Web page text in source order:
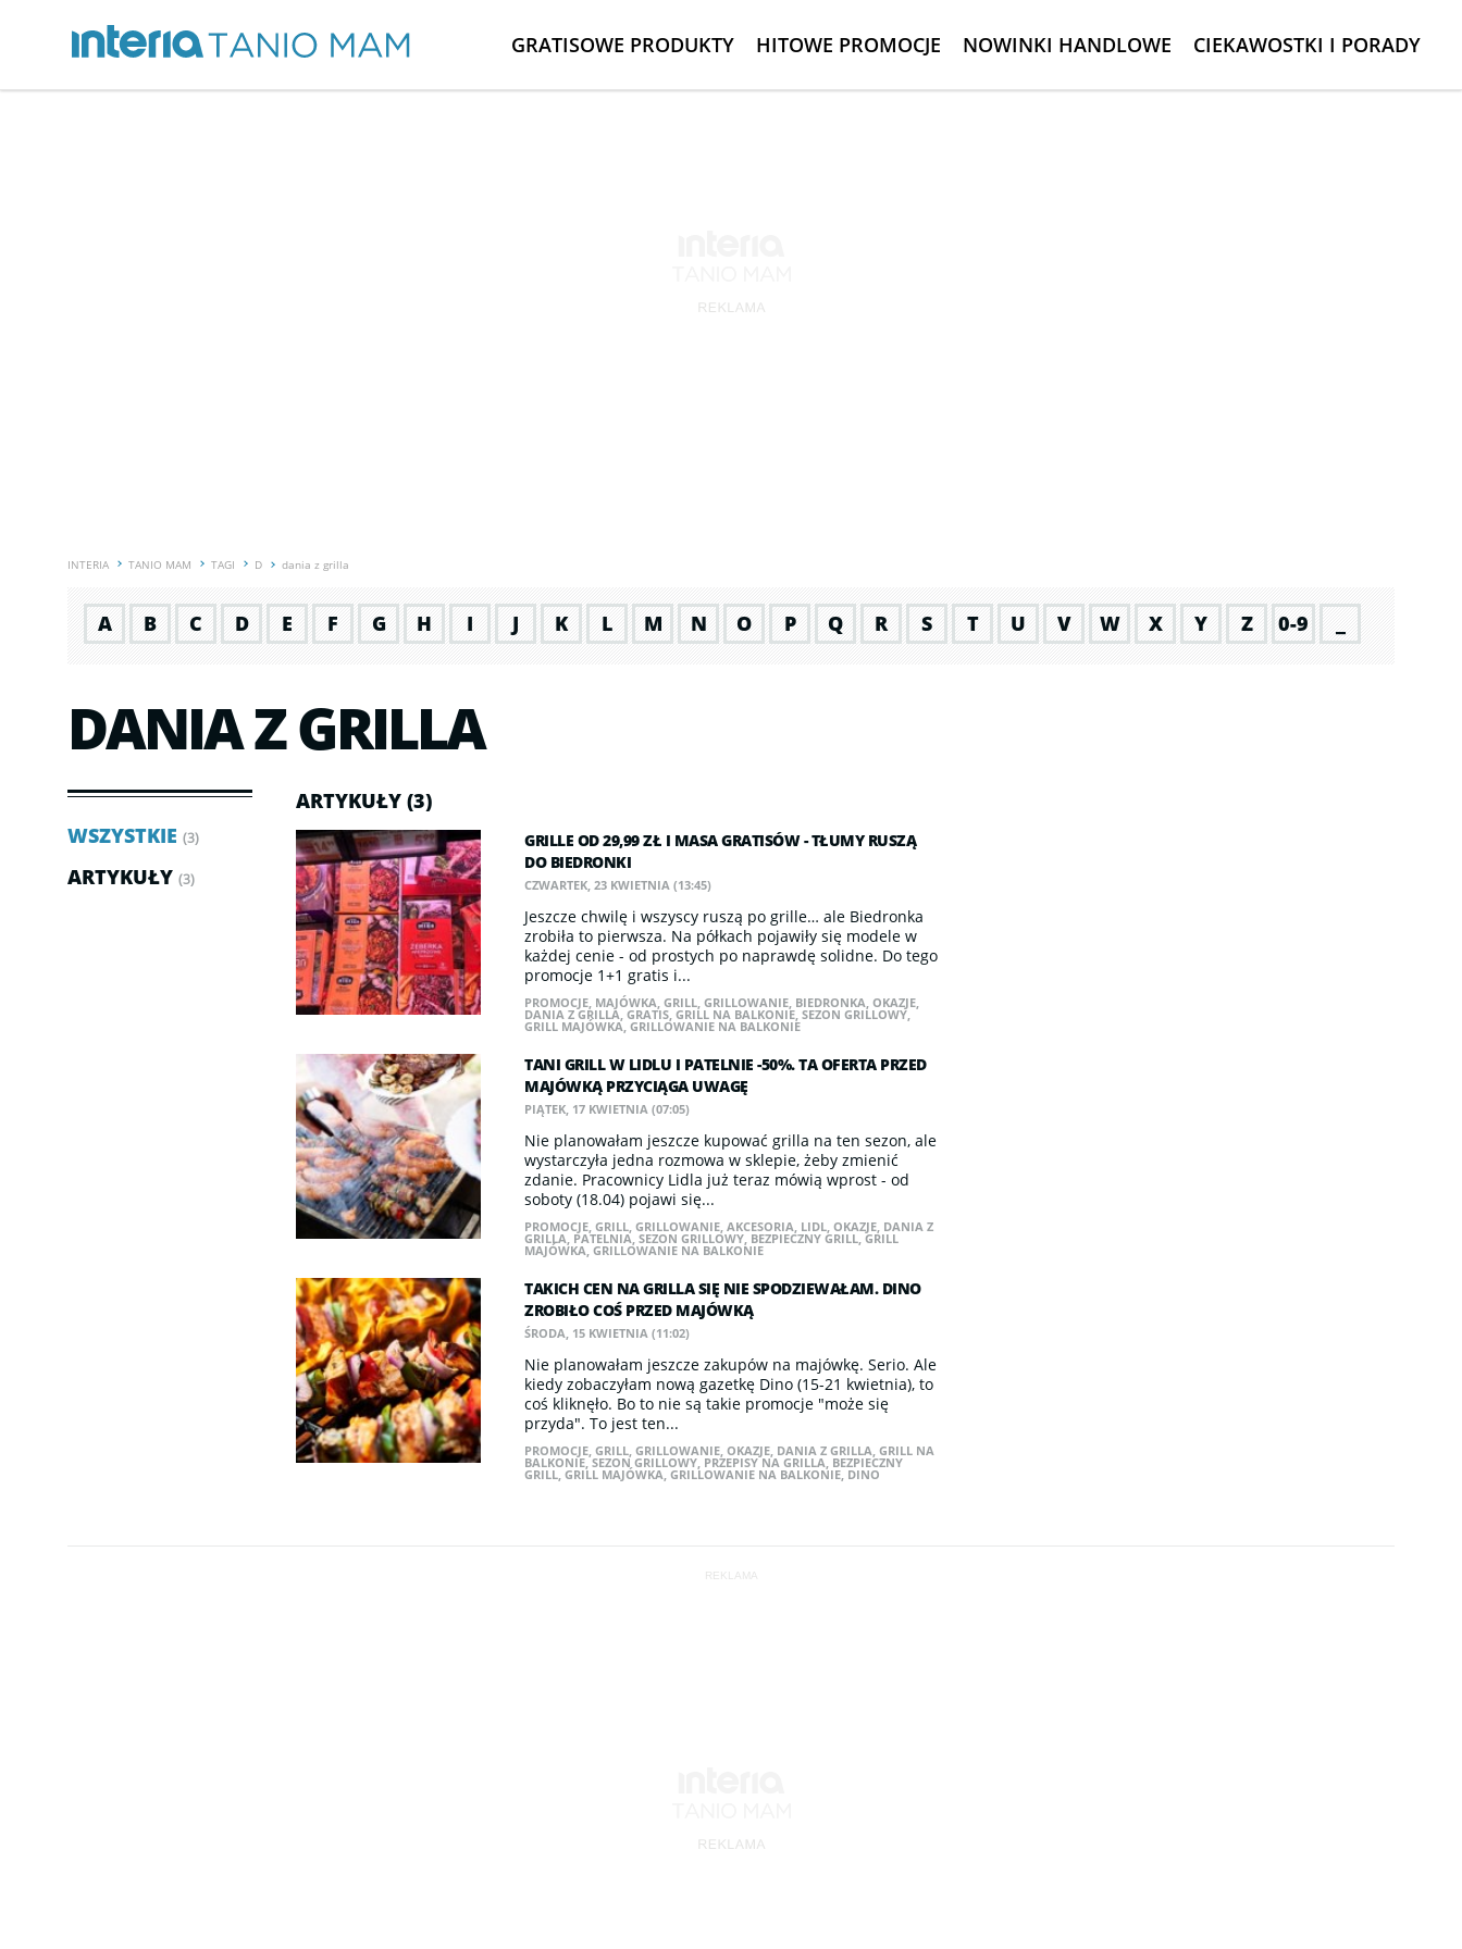
GRATISOWE PRODUKTY HITOWE PROMOCJE NOWINKI HANDLOWE CIEKAWOSTKI I PORADY
INTERIA TANIO MAM TAGI D dania z grilla
A B C D E F G H I J K L M N O P Q R S T U V W X Y Z 0-9
DANIA Z GRILLA
WSZYSTKIE (3)
ARTYKUŁY (3)
ARTYKUŁY (3)
GRILLE OD 29,99 ZŁ I MASA GRATISÓW - TŁUMY RUSZĄ
DO BIEDRONKI
CZWARTEK, 23 KWIETNIA (13:45)
Jeszcze chwilę i wszyscy ruszą po grille… ale Biedronka
zrobiła to pierwsza. Na półkach pojawiły się modele w
każdej cenie - od prostych po naprawdę solidne. Do tego
promocje 1+1 gratis i...
PROMOCJE, MAJÓWKA, GRILL, GRILLOWANIE, BIEDRONKA, OKAZJE,
DANIA Z GRILLA, GRATIS, GRILL NA BALKONIE, SEZON GRILLOWY,
GRILL MAJÓWKA, GRILLOWANIE NA BALKONIE
TANI GRILL W LIDLU I PATELNIE -50%. TA OFERTA PRZED
MAJÓWKĄ PRZYCIĄGA UWAGĘ
PIĄTEK, 17 KWIETNIA (07:05)
Nie planowałam jeszcze kupować grilla na ten sezon, ale
wystarczyła jedna rozmowa w sklepie, żeby zmienić
zdanie. Pracownicy Lidla już teraz mówią wprost - od
soboty (18.04) pojawi się...
PROMOCJE, GRILL, GRILLOWANIE, AKCESORIA, LIDL, OKAZJE, DANIA Z
GRILLA, PATELNIA, SEZON GRILLOWY, BEZPIECZNY GRILL, GRILL
MAJÓWKA, GRILLOWANIE NA BALKONIE
TAKICH CEN NA GRILLA SIĘ NIE SPODZIEWAŁAM. DINO
ZROBIŁO COŚ PRZED MAJÓWKĄ
ŚRODA, 15 KWIETNIA (11:02)
Nie planowałam jeszcze zakupów na majówkę. Serio. Ale
kiedy zobaczyłam nową gazetkę Dino (15-21 kwietnia), to
coś kliknęło. Bo to nie są takie promocje "może się
przyda". To jest ten...
PROMOCJE, GRILL, GRILLOWANIE, OKAZJE, DANIA Z GRILLA, GRILL NA
BALKONIE,SEZON GRILLOWY, PRZEPISY NA GRILLA, BEZPIECZNY
GRILL, GRILL MAJÓWKA, GRILLOWANIE NA BALKONIE, DINO
REKLAMA